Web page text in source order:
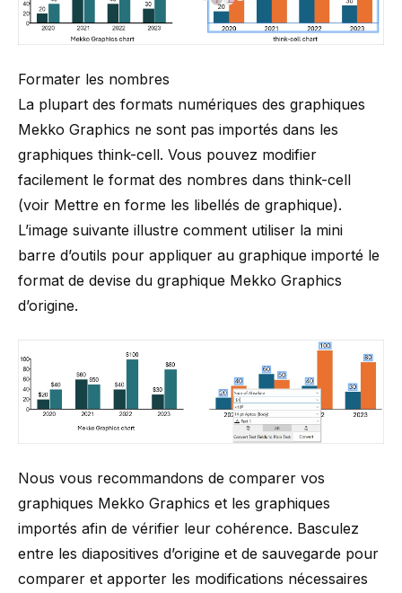
Formater les nombres
La plupart des formats numériques des graphiques
Mekko Graphics ne sont pas importés dans les
graphiques think-cell. Vous pouvez modifier
facilement le format des nombres dans think-cell
(voir Mettre en forme les libellés de graphique).
L’image suivante illustre comment utiliser la mini
barre d’outils pour appliquer au graphique importé le
format de devise du graphique Mekko Graphics
d’origine.
Nous vous recommandons de comparer vos
graphiques Mekko Graphics et les graphiques
importés afin de vérifier leur cohérence. Basculez
entre les diapositives d’origine et de sauvegarde pour
comparer et apporter les modifications nécessaires